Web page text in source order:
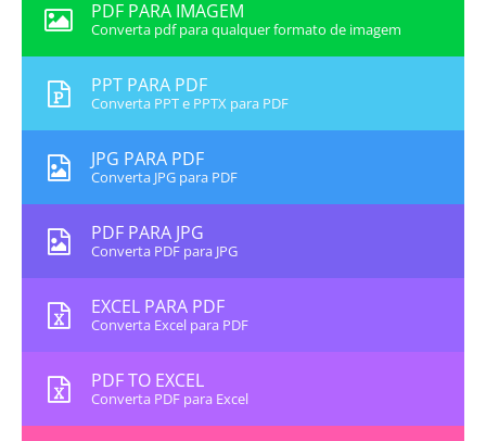
PDF PARA IMAGEM
Converta pdf para qualquer formato de imagem
PPT PARA PDF
Converta PPT e PPTX para PDF
JPG PARA PDF
Converta JPG para PDF
PDF PARA JPG
Converta PDF para JPG
EXCEL PARA PDF
Converta Excel para PDF
PDF TO EXCEL
Converta PDF para Excel